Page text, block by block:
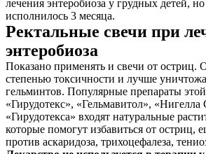
лечения энтеробиоза у грудных детей,
исполнилось 3 месяца.
Ректальные свечи при
энтеробиоза
Показано применять и свечи от
степенью токсичности и лучше
гельминтов. Популярные препараты
«Гирудотекс», «Гельмавитол», «Нигелла
«Гирудотекса» входят натуральные
которые помогут избавиться от остриц,
против аскаридоза, трихоцефалеза,